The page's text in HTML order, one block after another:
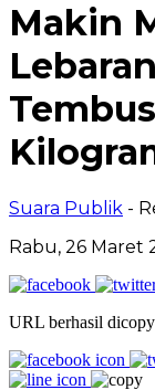
Makin
Suara Publik -
Rabu, 26 Maret
URL berhasil dicopy